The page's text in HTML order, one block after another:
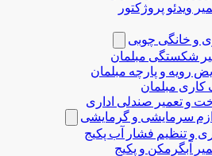
ویدئو پروژکتور
و خانگی چوبی
شکستگی مبلمان
رویه و پارچه مبلمان
کاری مبلمان
و تعمیر صندلی اداری
سرمایشی و گرمایشی
و تنظیم فشار آب پکیج
آبگرمکن و پکیج